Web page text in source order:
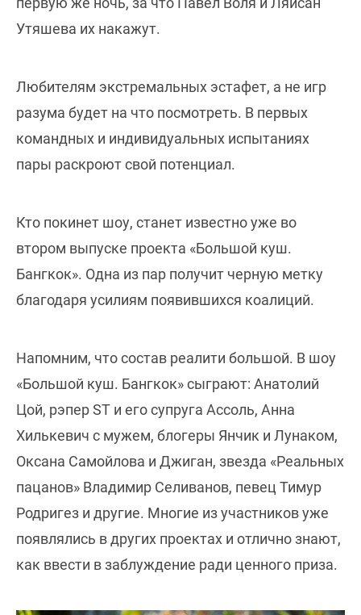
Утяшева их накажут.
Любителям экстремальных эстафет, а не игр
разума будет на что посмотреть. В первых
командных и индивидуальных испытаниях
пары раскроют свой потенциал.
Кто покинет шоу, станет известно уже во
втором выпуске проекта «Большой куш.
Бангкок». Одна из пар получит черную метку
благодаря усилиям появившихся коалиций.
Напомним, что состав реалити большой. В шоу
«Большой куш. Бангкок» сыграют: Анатолий
Цой, рэпер ST и его супруга Ассоль, Анна
Хилькевич с мужем, блогеры Янчик и Лунаком,
Оксана Самойлова и Джиган, звезда «Реальных
пацанов» Владимир Селиванов, певец Тимур
Родригез и другие. Многие из участников уже
появлялись в других проектах и отлично знают,
как ввести в заблуждение ради ценного приза.